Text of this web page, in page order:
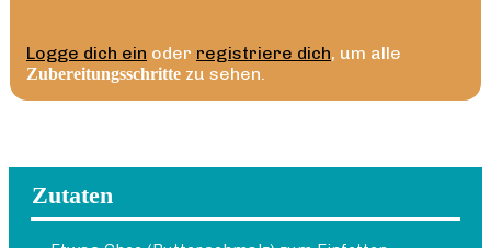
Logge dich ein oder registriere dich, um alle
Zubereitungsschritte zu sehen.
Zutaten